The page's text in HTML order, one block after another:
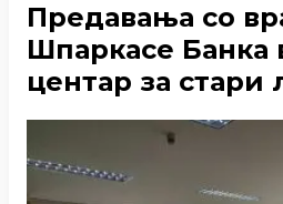
Предавања со
Шпаркасе Банка
центар за стари